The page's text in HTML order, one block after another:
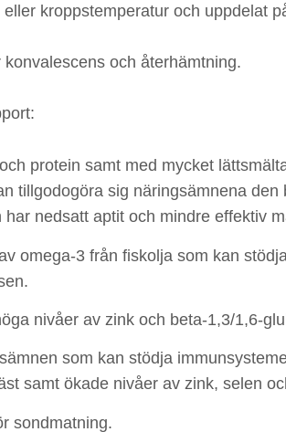
kroppstemperatur och uppdelat
och återhämtning.
protein samt med mycket
tillgodogöra sig näringsämnena den
nedsatt aptit och mindre effektiv
omega-3 från fiskolja som kan
nivåer av zink och beta-1,3/1,6-
som kan stödja
samt ökade nivåer av zink, selen
sondmatning.